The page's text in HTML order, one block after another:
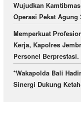
Wujudkan
Operasi Pekat Agung
Memperkuat
Kerja, Kapolres
Personel Berprestasi.
*Wakapolda Bali
Sinergi Dukung